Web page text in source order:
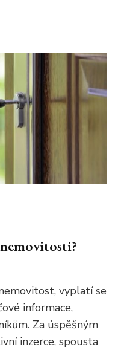
vyplatí se
informace,
Za úspěšným
inzerce, spousta